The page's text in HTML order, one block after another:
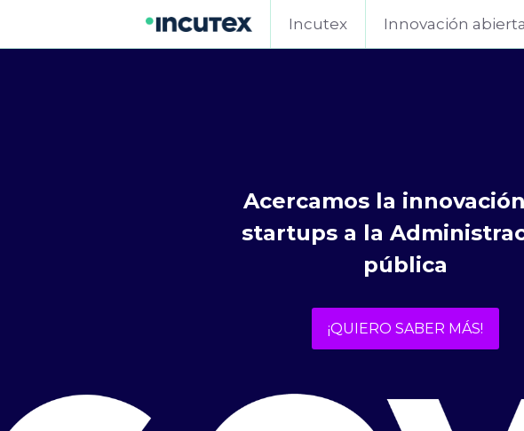
Incutex Innovación abierta
Acercamos la
startups a la
pública
¡QUIERO SABER MÁS!